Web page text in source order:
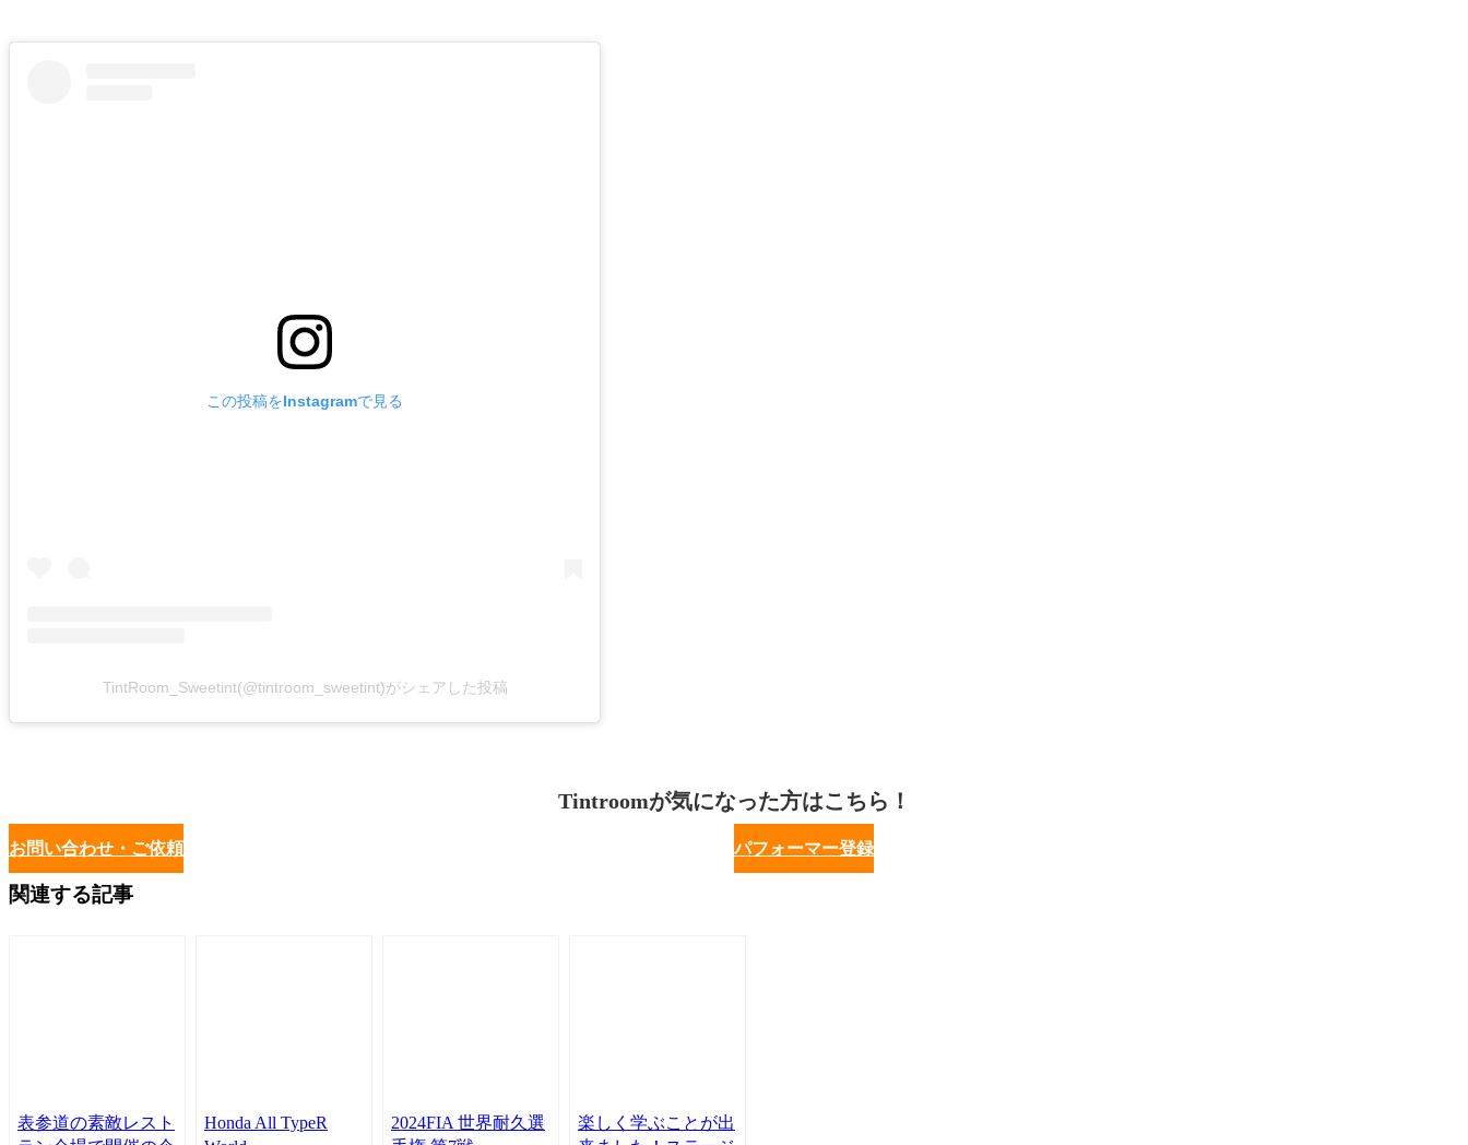
この投稿をInstagramで見る
TintRoom_Sweetint(@tintroom_sweetint)がシェアした投稿
Tintroomが気になった方はこちら！
お問い合わせ・ご依頼 パフォーマー登録
関連する記事
表参道の素敵レスト
Honda All TypeR
2024FIA 世界耐久選
楽しく学ぶことが出